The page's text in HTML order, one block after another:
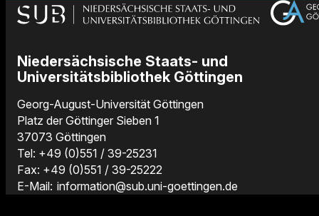
Niedersächsische Staats- und
Universitätsbibliothek Göttingen
Georg-August-Universität Göttingen
Platz der Göttinger Sieben 1
37073 Göttingen
Tel: +49 (0)551 / 39-25231
Fax: +49 (0)551 / 39-25222
E-Mail: information@sub.uni-goettingen.de